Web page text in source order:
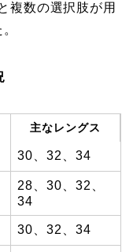
複数の選択肢が用
主なレングス
30、32、34
28、30、32、
34
30、32、34